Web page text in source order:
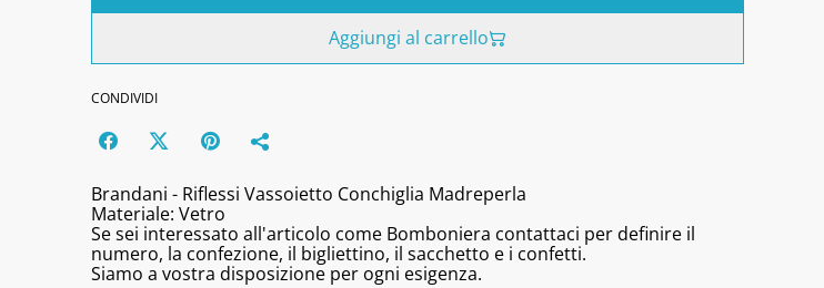
Aggiungi al carrello
CONDIVIDI
Brandani - Riflessi Vassoietto Conchiglia Madreperla
Materiale: Vetro
Se sei interessato all'articolo come Bomboniera contattaci per definire il
numero, la confezione, il bigliettino, il sacchetto e i confetti.
Siamo a vostra disposizione per ogni esigenza.